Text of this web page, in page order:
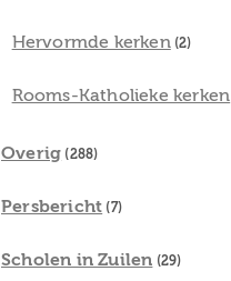
Hervormde kerken(2)
Rooms-Katholieke kerken
Overig (288)
Persbericht (7)
Scholen in Zuilen (29)